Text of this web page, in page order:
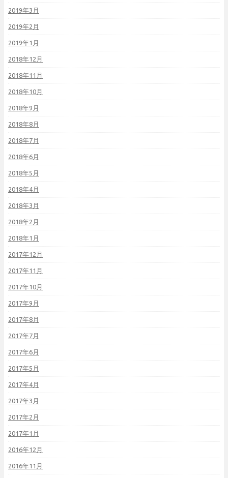
2019年3月
2019年2月
2019年1月
2018年12月
2018年11月
2018年10月
2018年9月
2018年8月
2018年7月
2018年6月
2018年5月
2018年4月
2018年3月
2018年2月
2018年1月
2017年12月
2017年11月
2017年10月
2017年9月
2017年8月
2017年7月
2017年6月
2017年5月
2017年4月
2017年3月
2017年2月
2017年1月
2016年12月
2016年11月